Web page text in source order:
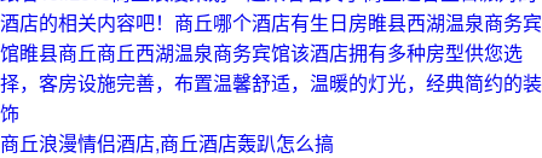
酒店的相关内容吧！商丘哪个酒店有生日房睢县西湖温泉商务宾
馆睢县商丘商丘西湖温泉商务宾馆该酒店拥有多种房型供您选
择，客房设施完善，布置温馨舒适，温暖的灯光，经典简约的装
饰
商丘浪漫情侣酒店,商丘酒店轰趴怎么搞